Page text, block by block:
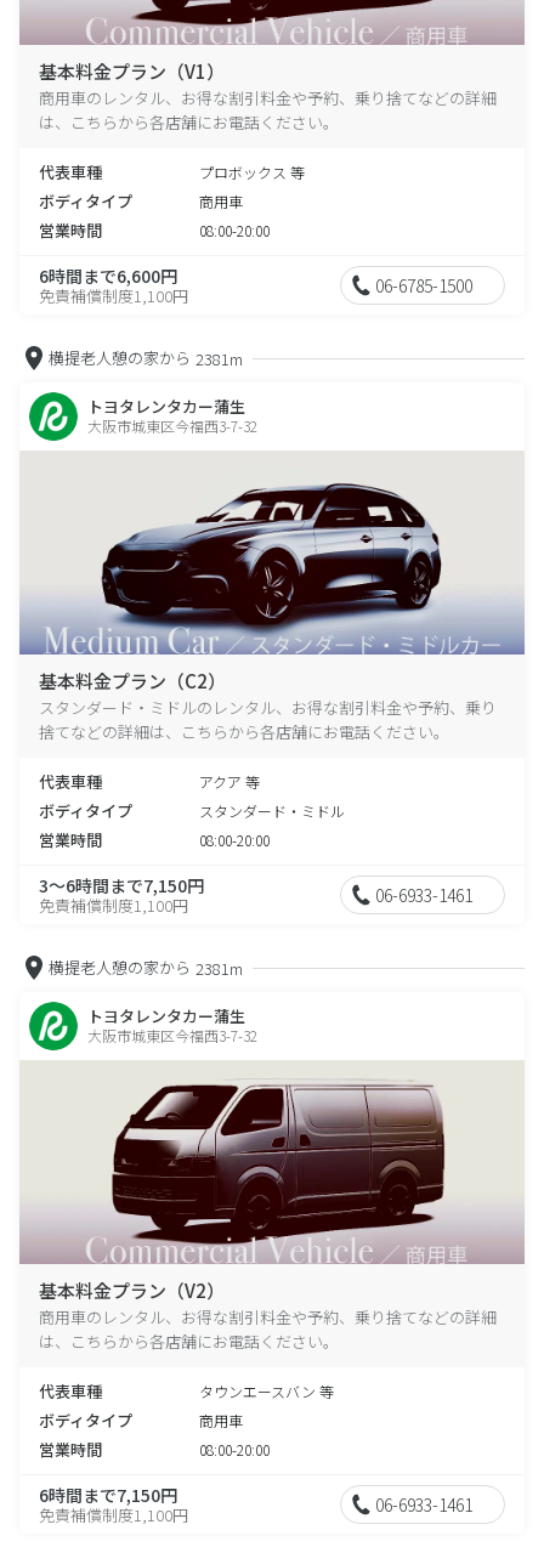
基本料金プラン（V1）
商用車のレンタル、お得な割引料金や予約、乗り捨てなどの詳細
は、こちらから各店舗にお電話ください。
代表車種 プロボックス 等
ボディタイプ 商用車
営業時間 08:00-20:00
6時間まで6,600円
免責補償制度1,100円 06-6785-1500
横提老人憩の家から 2381m
トヨタレンタカー蒲生
大阪市城東区今福西3-7-32
基本料金プラン（C2）
スタンダード・ミドルのレンタル、お得な割引料金や予約、乗り
捨てなどの詳細は、こちらから各店舗にお電話ください。
代表車種 アクア 等
ボディタイプ スタンダード・ミドル
営業時間 08:00-20:00
3～6時間まで7,150円
免責補償制度1,100円 06-6933-1461
横提老人憩の家から 2381m
トヨタレンタカー蒲生
大阪市城東区今福西3-7-32
基本料金プラン（V2）
商用車のレンタル、お得な割引料金や予約、乗り捨てなどの詳細
は、こちらから各店舗にお電話ください。
代表車種 タウンエースバン 等
ボディタイプ 商用車
営業時間 08:00-20:00
6時間まで7,150円
免責補償制度1,100円 06-6933-1461